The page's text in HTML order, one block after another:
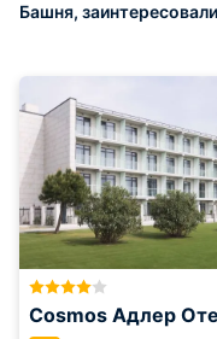
Башня,
Cosmos Адлер